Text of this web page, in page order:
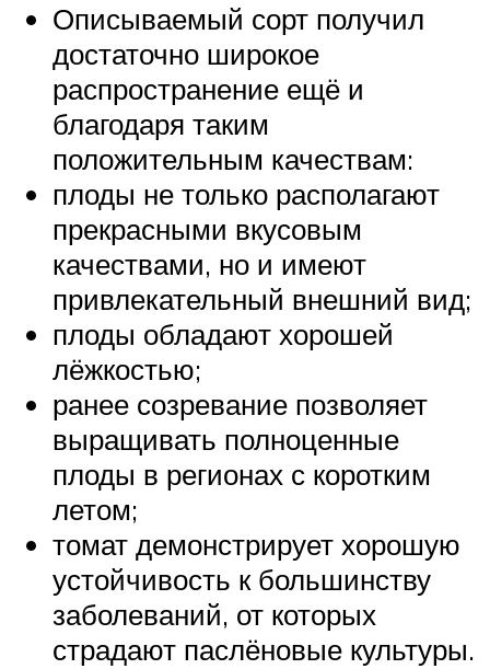
Описываемый сорт получил
достаточно широкое
распространение ещё и
благодаря таким
положительным качествам:
плоды не только располагают
прекрасными вкусовым
качествами, но и имеют
привлекательный внешний вид;
плоды обладают хорошей
лёжкостью;
ранее созревание позволяет
выращивать полноценные
плоды в регионах с коротким
летом;
томат демонстрирует хорошую
устойчивость к большинству
заболеваний, от которых
страдают паслёновые культуры.